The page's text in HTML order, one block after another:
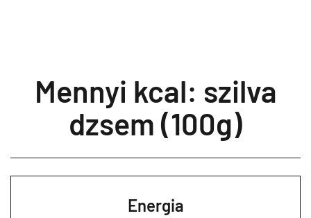
Mennyi kcal: szilva
dzsem (100g)
Energia